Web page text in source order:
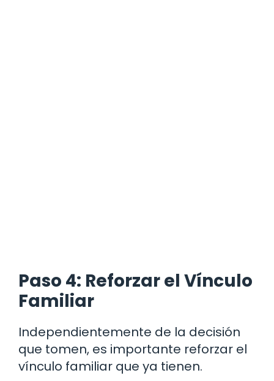
Paso 4: Reforzar el Vínculo
Familiar
Independientemente de la decisión
que tomen, es importante reforzar el
vínculo familiar que ya tienen.